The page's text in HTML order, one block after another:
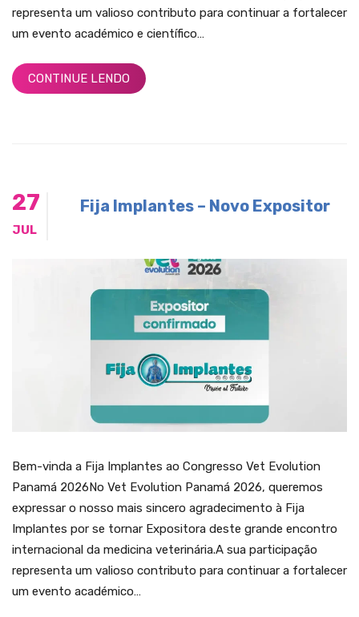
representa um valioso contributo para continuar a fortalecer
um evento académico e científico…
CONTINUE LENDO
27
JUL
Fija Implantes – Novo Expositor
Bem-vinda a Fija Implantes ao Congresso Vet Evolution
Panamá 2026No Vet Evolution Panamá 2026, queremos
expressar o nosso mais sincero agradecimento à Fija
Implantes por se tornar Expositora deste grande encontro
internacional da medicina veterinária.A sua participação
representa um valioso contributo para continuar a fortalecer
um evento académico…